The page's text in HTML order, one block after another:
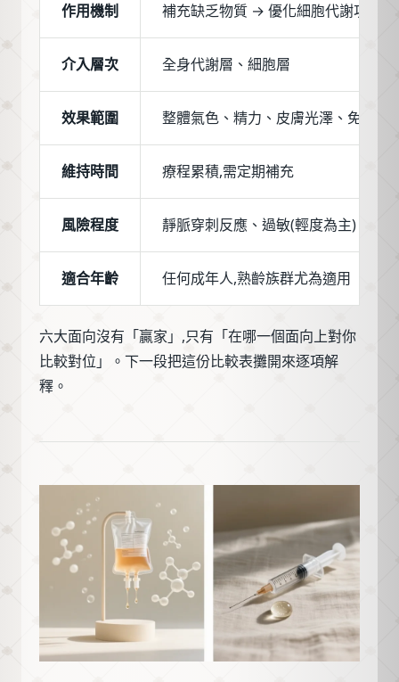
作用機制 補充缺乏物質 → 優化細胞代謝功能
介入層次 全身代謝層、細胞層
效果範圍 整體氣色、精力、皮膚光澤、免疫
維持時間 療程累積,需定期補充
風險程度 靜脈穿刺反應、過敏(輕度為主)
適合年齡 任何成年人,熟齡族群尤為適用
六大面向沒有「贏家」,只有「在哪一個面向上對你
比較對位」。下一段把這份比較表攤開來逐項解
釋。